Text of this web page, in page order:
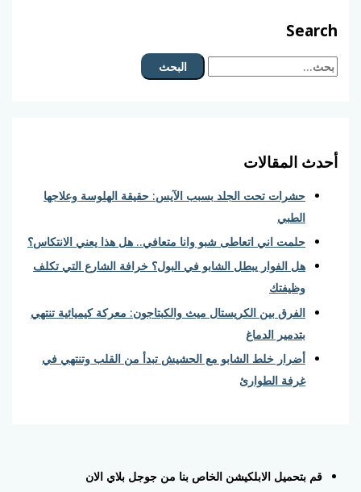
Search
أحدث المقالات
حشرات تحت الجلد بسبب الآيس: حقيقة الهلوسة وعلاجها
الطبي
حلمت اني اتعاطى شبو وانا متعافي.. هل هذا يعني الانتكاس؟
هل الفوار يبطل الشابو في البول؟ خرافة الشارع التي تكلف
وظيفتك
الفرق بين الكريستال ميث والكبتاجون: معركة كيميائية تنتهي
بتدمير الدماغ
أضرار خلط الشابو مع الحشيش تبدأ من القلب وتنتهي في
غرفة الطوارئ
قم بتحميل الابلكيشن الخاص بنا من جوجل بلاي الان